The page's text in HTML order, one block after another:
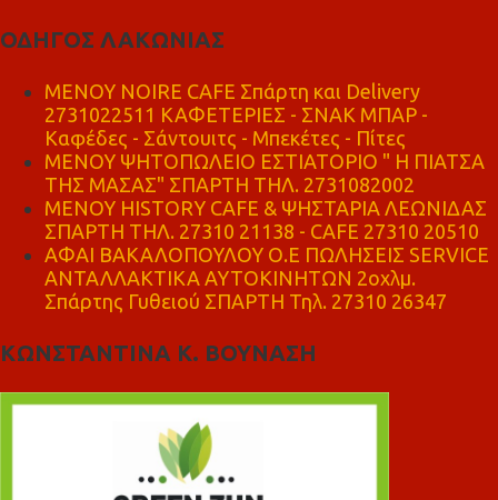
ΟΔΗΓΟΣ ΛΑΚΩΝΙΑΣ
MENOY NOIRE CAFE Σπάρτη και Delivery
2731022511 ΚΑΦΕΤΕΡΙΕΣ - ΣΝΑΚ ΜΠΑΡ -
Καφέδες - Σάντουιτς - Μπεκέτες - Πίτες
ΜΕΝΟΥ ΨΗΤΟΠΩΛΕΙΟ ΕΣΤΙΑΤΟΡΙΟ " Η ΠΙΑΤΣΑ
ΤΗΣ ΜΑΣΑΣ" ΣΠΑΡΤΗ ΤΗΛ. 2731082002
ΜΕΝΟΥ HISTORY CAFE & ΨΗΣΤΑΡΙΑ ΛΕΩΝΙΔΑΣ
ΣΠΑΡΤΗ ΤΗΛ. 27310 21138 - CAFE 27310 20510
ΑΦΑΙ ΒΑΚΑΛΟΠΟΥΛΟΥ Ο.Ε ΠΩΛΗΣΕΙΣ SERVICE
ΑΝΤΑΛΛΑΚΤΙΚΑ ΑΥΤΟΚΙΝΗΤΩΝ 2οχλμ.
Σπάρτης Γυθειού ΣΠΑΡΤΗ Τηλ. 27310 26347
ΚΩΝΣΤΑΝΤΙΝΑ Κ. ΒΟΥΝΑΣΗ